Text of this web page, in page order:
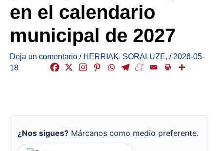
en el calendario
municipal de 2027
Deja un comentario / HERRIAK, SORALUZE, / 2026-05-
18
¿Nos sigues? Márcanos como medio preferente.